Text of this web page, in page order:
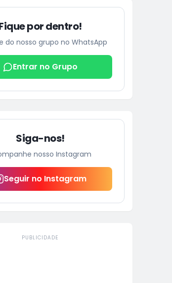
por dentro!
do nosso grupo no WhatsApp
Entrar no Grupo
Siga-nos!
nosso Instagram
Seguir no Instagram
PUBLICIDADE